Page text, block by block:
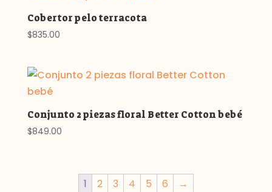
Cobertor pelo terracota
$835.00
Conjunto 2 piezas floral Better Cotton bebé
$849.00
1 2 3 4 5 6 →